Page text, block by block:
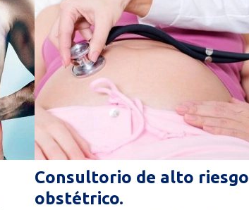
Consultorio de alto riesgo
obstétrico.